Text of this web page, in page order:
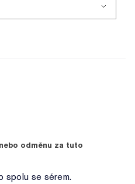
odměnu za tuto
spolu se sérem.